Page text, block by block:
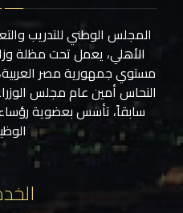
المجلس الوطني للتدريب
الأهلي، يعمل تحت مظلة
مستوي جمهورية مصر
النحاس أمين عام مجلس
سابقاً، تأسس بعضوية